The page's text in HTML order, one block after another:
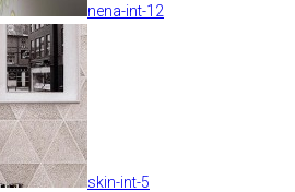
nena-int-12
skin-int-5